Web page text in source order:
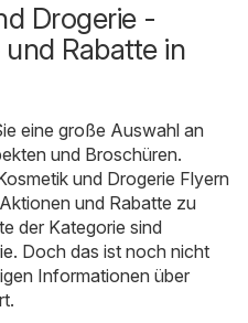
Drogerie -
Rabatte in
eine große Auswahl an
und Broschüren.
und Drogerie Flyern
und Rabatte zu
der Kategorie sind
. Doch das ist noch nicht
Informationen über